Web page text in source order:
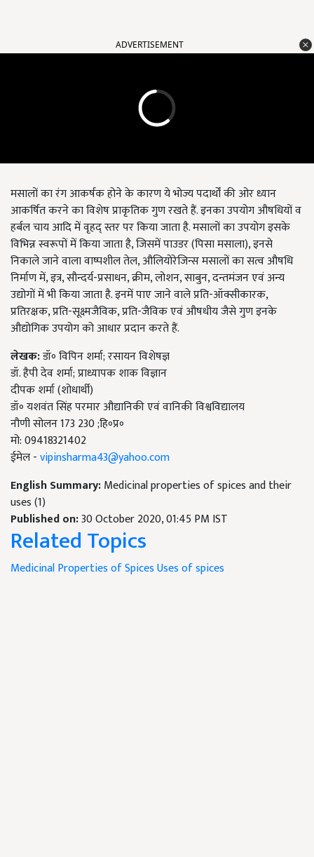
ADVERTISEMENT
मसालों का रंग आकर्षक होने के कारण ये भोज्य पदार्थों की ओर ध्यान
आकर्षित करने का विशेष प्राकृतिक गुण रखते हैं. इनका उपयोग औषधियों व
हर्बल चाय आदि में वृहद् स्तर पर किया जाता है. मसालों का उपयोग इसके
विभिन्न स्वरूपों में किया जाता है, जिसमें पाउडर (पिसा मसाला), इनसे
निकाले जाने वाला वाष्पशील तेल, औलियोरेजिन्स मसालों का सत्व औषधि
निर्माण में, इत्र, सौन्दर्य-प्रसाधन, क्रीम, लोशन, साबुन, दन्तमंजन एवं अन्य
उद्योगों में भी किया जाता है. इनमें पाए जाने वाले प्रति-ऑक्सीकारक,
प्रतिरक्षक, प्रति-सूक्ष्मजैविक, प्रति-जैविक एवं औषधीय जैसे गुण इनके
औद्योगिक उपयोग को आधार प्रदान करते हैं.
लेखक:डॉ॰ विपिन शर्मा; रसायन विशेषज्ञ
डॉ. हैपी देव शर्मा; प्राध्यापक शाक विज्ञान
दीपक शर्मा (शोधार्थी)
डॉ॰ यशवंत सिंह परमार औद्यानिकी एवं वानिकी विश्वविद्यालय
नौणी सोलन 173 230 ;हि॰प्र॰
मो: 09418321402
ईमेल -vipinsharma43@yahoo.com
English Summary:Medicinal properties of spices and their
uses (1)
Published on:30 October 2020, 01:45 PM IST
Related Topics
Medicinal Properties of SpicesUses of spices